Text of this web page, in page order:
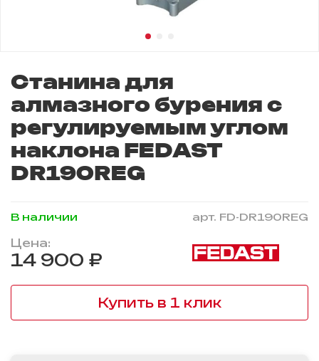
арт. FD-DR190REG
В наличии
Станина для
алмазного бурения с
регулируемым углом
наклона FEDAST
DR190REG
Цена:
14 900 ₽
Купить в 1 клик